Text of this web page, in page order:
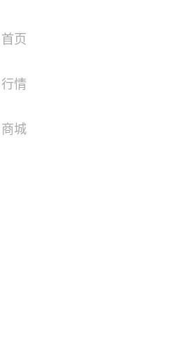
首页
行情
商城